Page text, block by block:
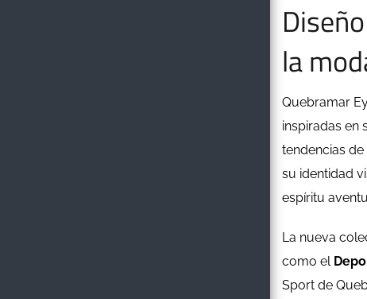
la
Quebramar
inspiradas en
tendencias
su identidad
espíritu
La nueva
como el
Sport de